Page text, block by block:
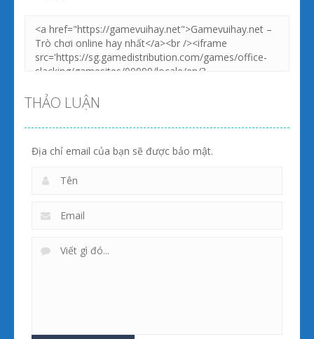
THẢO LUẬN
Địa chỉ email của bạn sẽ được bảo mật.